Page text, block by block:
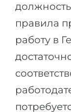
правила
работу в